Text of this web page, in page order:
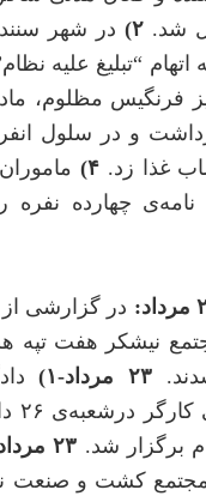
شد.۲) در شهر
اتهام “تبلیغ علیه
فرنگیس مظلوم،
و در سلول
غذا زد. ۴)
نامه‌ی چهارده
مرداد: در گزارشی از
نیشکر هفت تپه
۲۳ مرداد-۱)
کارگر درشعبه‌ی ۲۶
برگزار شد. ۲۳
کشت و صنعت